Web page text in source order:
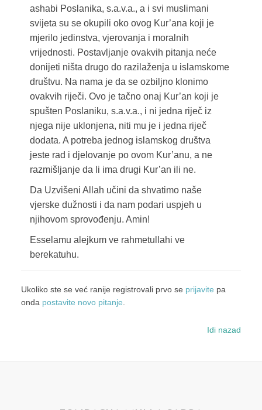
ashabi Poslanika, s.a.v.a., a i svi muslimani
svijeta su se okupili oko ovog Kur’ana koji je
mjerilo jedinstva, vjerovanja i moralnih
vrijednosti. Postavljanje ovakvih pitanja neće
donijeti ništa drugo do razilaženja u islamskome
društvu. Na nama je da se ozbiljno klonimo
ovakvih riječi. Ovo je tačno onaj Kur’an koji je
spušten Poslaniku, s.a.v.a., i ni jedna riječ iz
njega nije uklonjena, niti mu je i jedna riječ
dodata. A potreba jednog islamskog društva
jeste rad i djelovanje po ovom Kur’anu, a ne
razmišljanje da li ima drugi Kur’an ili ne.
Da Uzvišeni Allah učini da shvatimo naše
vjerske dužnosti i da nam podari uspjeh u
njihovom sprovođenju. Amin!
Esselamu alejkum ve rahmetullahi ve
berekatuhu.
Ukoliko ste se već ranije registrovali prvo se prijavite pa
onda postavite novo pitanje.
Idi nazad